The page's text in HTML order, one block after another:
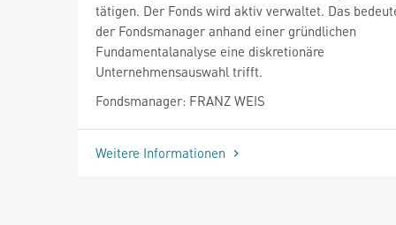
tätigen. Der Fonds wird aktiv verwaltet. Das
der Fondsmanager anhand einer gründlichen
Fundamentalanalyse eine diskretionäre
Unternehmensauswahl trifft.
Fondsmanager: FRANZ WEIS
Weitere Informationen